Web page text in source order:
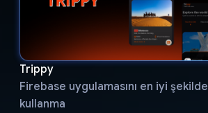
Trippy
Firebase uygulamasını en iyi şekilde
kullanma